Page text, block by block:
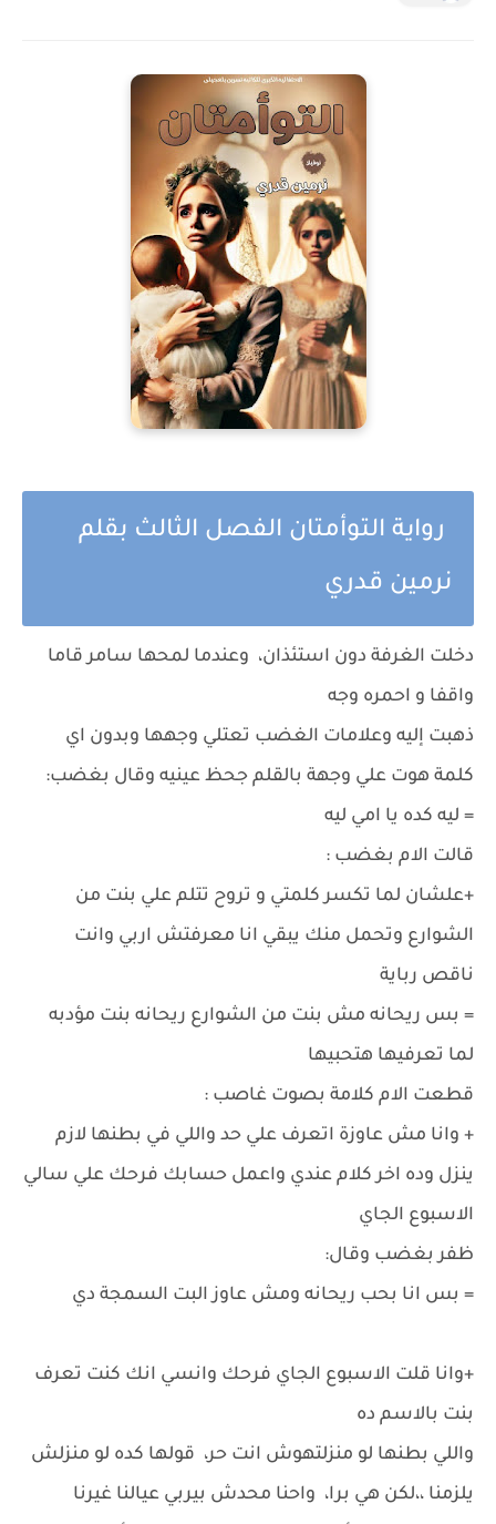
رواية التوأمتان الفصل الثالث بقلم
نرمين قدري
دخلت الغرفة دون استئذان، وعندما لمحها سامر قاما
واقفا و احمره وجه
ذهبت إليه وعلامات الغضب تعتلي وجهها وبدون اي
كلمة هوت علي وجهة بالقلم جحظ عينيه وقال بغضب:
= ليه كده يا امي ليه
قالت الام بغضب :
+علشان لما تكسر كلمتي و تروح تتلم علي بنت من
الشوارع وتحمل منك يبقي انا معرفتش اربي وانت
ناقص رباية
= بس ريحانه مش بنت من الشوارع ريحانه بنت مؤدبه
لما تعرفيها هتحبيها
قطعت الام كلامة بصوت غاصب :
+ وانا مش عاوزة اتعرف علي حد واللي في بطنها لازم
ينزل وده اخر كلام عندي واعمل حسابك فرحك علي سالي
الاسبوع الجاي
ظفر بغضب وقال:
= بس انا بحب ريحانه ومش عاوز البت السمجة دي
+وانا قلت الاسبوع الجاي فرحك وانسي انك كنت تعرف
بنت بالاسم ده
واللي بطنها لو منزلتهوش انت حر، قولها كده لو منزلش
يلزمنا ،،لكن هي برا، واحنا محدش بيربي عيالنا غيرنا